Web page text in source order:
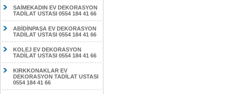
SAİMEKADIN EV DEKORASYON
TADİLAT USTASI 0554 184 41 66
ABİDİNPAŞA EV DEKORASYON
TADİLAT USTASI 0554 184 41 66
KOLEJ EV DEKORASYON
TADİLAT USTASI 0554 184 41 66
KIRKKONAKLAR EV
DEKORASYON TADİLAT USTASI
0554 184 41 66